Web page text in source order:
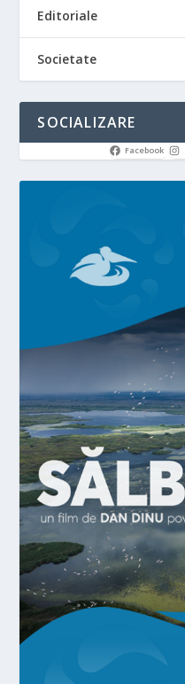
Editoriale
Societate
SOCIALIZARE
Facebook